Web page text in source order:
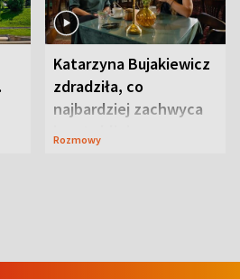
Katarzyna Bujakiewicz
zdradziła, co
najbardziej zachwyca
ją w Lublinie
Rozmowy